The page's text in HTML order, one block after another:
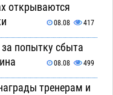
открываются
08.08 417
попытку сбыта
08.08 499
тренерам и